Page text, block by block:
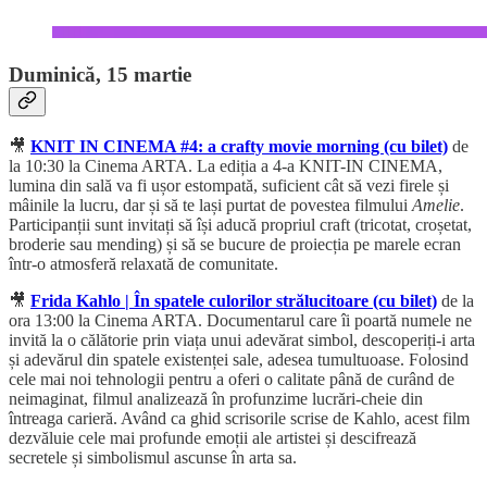
Duminică, 15 martie
🎥 KNIT IN CINEMA #4: a crafty movie morning (cu bilet) de
la 10:30 la Cinema ARTA. La ediția a 4-a KNIT-IN CINEMA,
lumina din sală va fi ușor estompată, suficient cât să vezi firele și
mâinile la lucru, dar și să te lași purtat de povestea filmului Amelie.
Participanții sunt invitați să își aducă propriul craft (tricotat, croșetat,
broderie sau mending) și să se bucure de proiecția pe marele ecran
într-o atmosferă relaxată de comunitate.
🎥 Frida Kahlo | În spatele culorilor strălucitoare (cu bilet) de la
ora 13:00 la Cinema ARTA. Documentarul care îi poartă numele ne
invită la o călătorie prin viața unui adevărat simbol, descoperiți-i arta
și adevărul din spatele existenței sale, adesea tumultuoase. Folosind
cele mai noi tehnologii pentru a oferi o calitate până de curând de
neimaginat, filmul analizează în profunzime lucrări-cheie din
întreaga carieră. Având ca ghid scrisorile scrise de Kahlo, acest film
dezvăluie cele mai profunde emoții ale artistei și descifrează
secretele și simbolismul ascunse în arta sa.